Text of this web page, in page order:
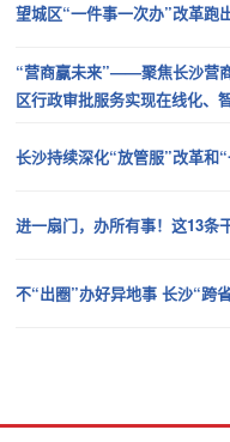
望城区“一件事一次办”改革跑
“营商赢未来”——聚焦长沙营
区行政审批服务实现在线化、
长沙持续深化“放管服”改革和
进一扇门，办所有事！这13条
不“出圈”办好异地事 长沙“跨